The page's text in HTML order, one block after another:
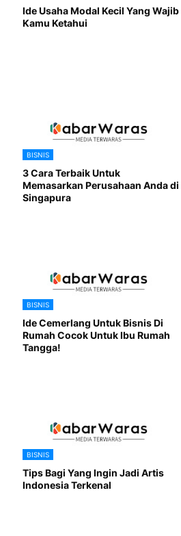
Ide Usaha Modal Kecil Yang Wajib
Kamu Ketahui
BISNIS
3 Cara Terbaik Untuk
Memasarkan Perusahaan Anda di
Singapura
BISNIS
Ide Cemerlang Untuk Bisnis Di
Rumah Cocok Untuk Ibu Rumah
Tangga!
BISNIS
Tips Bagi Yang Ingin Jadi Artis
Indonesia Terkenal